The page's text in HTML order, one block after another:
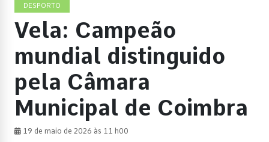
DESPORTO
Vela: Campeão
mundial distinguido
pela Câmara
Municipal de Coimbra
19 de maio de 2026 às 11 h00